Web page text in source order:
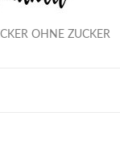
OHNE ZUCKER